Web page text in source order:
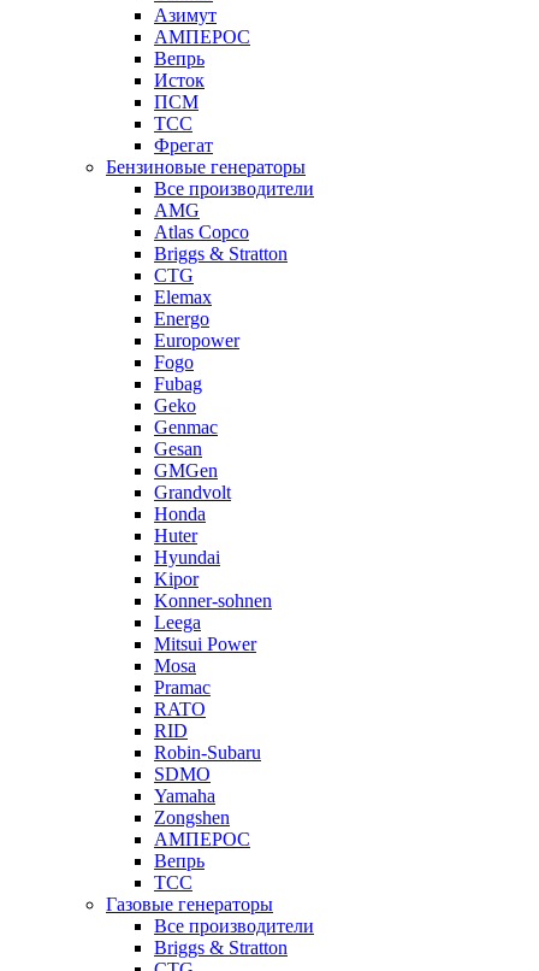
Азимут
АМПЕРОС
Вепрь
Исток
ПСМ
ТСС
Фрегат
Бензиновые генераторы
Все производители
AMG
Atlas Copco
Briggs & Stratton
CTG
Elemax
Energo
Europower
Fogo
Fubag
Geko
Genmac
Gesan
GMGen
Grandvolt
Honda
Huter
Hyundai
Kipor
Konner-sohnen
Leega
Mitsui Power
Mosa
Pramac
RATO
RID
Robin-Subaru
SDMO
Yamaha
Zongshen
АМПЕРОС
Вепрь
ТСС
Газовые генераторы
Все производители
Briggs & Stratton